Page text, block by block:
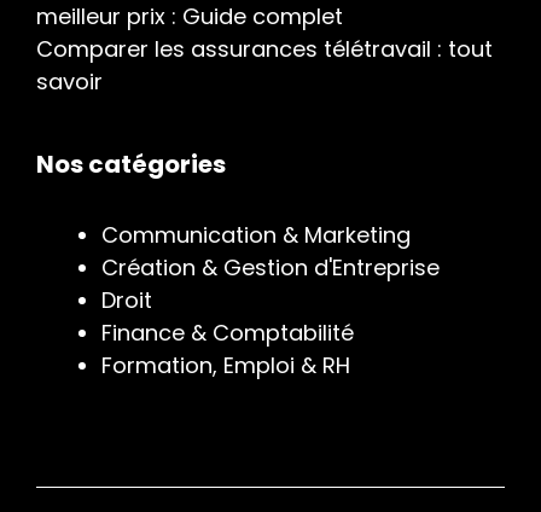
meilleur prix : Guide complet
Comparer les assurances télétravail : tout
savoir
Nos catégories
Communication & Marketing
Création & Gestion d'Entreprise
Droit
Finance & Comptabilité
Formation, Emploi & RH